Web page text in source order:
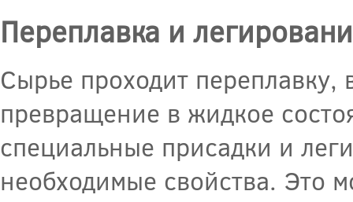
Переплавка и
Сырье проходит переплавку,
превращение в жидкое
специальные присадки и
необходимые свойства. Это